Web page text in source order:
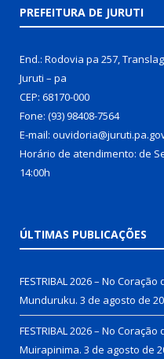
PREFEITURA DE JURUTI
End.: Rodovia pa 257,
Juruti – pa
CEP: 68170-000
Fone: (93) 98408-7564
E-mail:
Horário de atendimento: de
14:00h
ÚLTIMAS PUBLICAÇÕES
FESTRIBAL 2026 – No
Munduruku. 3 de agosto de
FESTRIBAL 2026 – No
Muirapinima. 3 de agosto de